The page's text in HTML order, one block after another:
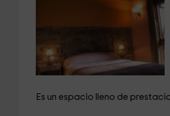
Es un espacio lleno de